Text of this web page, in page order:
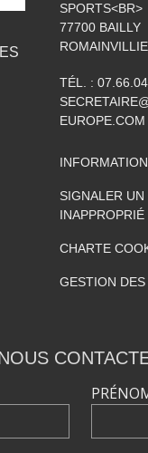
SPORTS<BR>
77700 BAILLY
TÉL. :
EUROPE.COM
SIGNALER
INAPPROPRIÉ
CHARTE
GESTION